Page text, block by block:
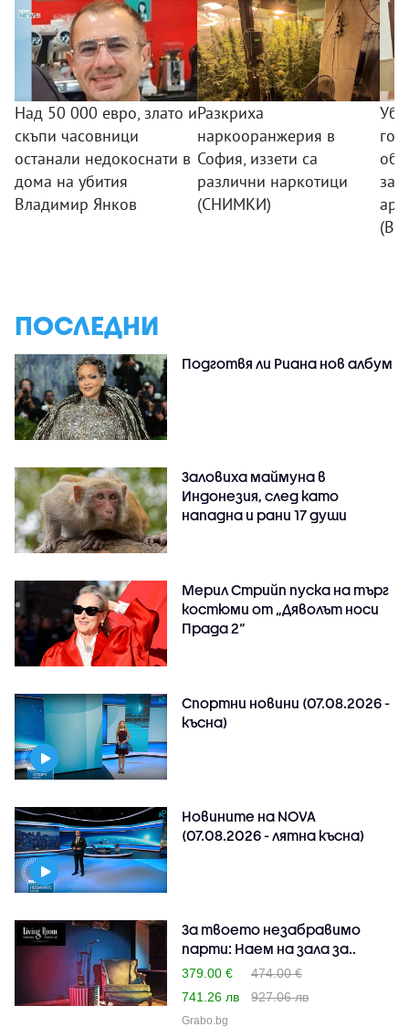
Над 50 000 евро, злато и
скъпи часовници
останали недокоснати в
дома на убития
Владимир Янков
Разкриха
наркооранжерия в
София, иззети са
различни наркотици
(СНИМКИ)
ПОСЛЕДНИ
Подготвя ли Риана нов албум
Заловиха маймуна в
Индонезия, след като
нападна и рани 17 души
Мерил Стрийп пуска на търг
костюми от „Дяволът носи
Прада 2“
Спортни новини (07.08.2026 -
късна)
Новините на NOVA
(07.08.2026 - лятна късна)
За твоето незабравимо
парти: Наем на зала за..
379.00 €
474.00 €
741.26 лв
927.06 лв
Grabo.bg